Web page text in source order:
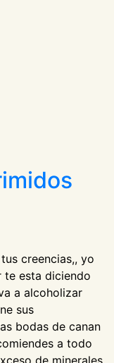
creencias,, yo
te esta diciendo
a alcoholizar
sus
bodas de canan
a todo
de minerales